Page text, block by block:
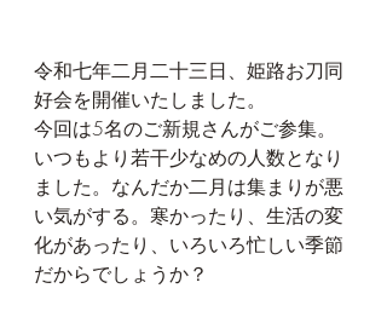
令和七年二月二十三日、姫路お刀同
好会を開催いたしました。
今回は5名のご新規さんがご参集。
いつもより若干少なめの人数となり
ました。なんだか二月は集まりが悪
い気がする。寒かったり、生活の変
化があったり、いろいろ忙しい季節
だからでしょうか？